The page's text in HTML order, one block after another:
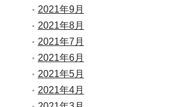
2021年9月
2021年8月
2021年7月
2021年6月
2021年5月
2021年4月